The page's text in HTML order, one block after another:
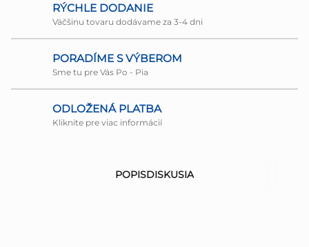
RÝCHLE DODANIE
Väčšinu tovaru dodávame za 3-4 dni
PORADÍME S VÝBEROM
Sme tu pre Vás Po - Pia
ODLOŽENÁ PLATBA
Kliknite pre viac informácií
POPISDISKUSIA